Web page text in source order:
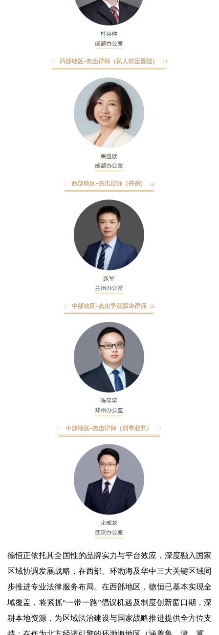
德恒正依托其全国性的品牌实力与平台效应，深度融入国家
区域协调发展战略，在西部、环渤海及华中三大关键区域同
步推进专业法律服务布局。在西部地区，德恒已基本实现全
域覆盖，将紧抓“一带一路”倡议机遇及制度创新窗口期，深
耕本地资源，为区域法治建设与国家战略推进提供全方位支